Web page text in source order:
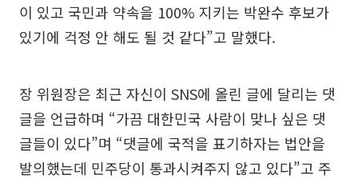
이 있고 국민과 약속을 100% 지키는 박완수 후보가
있기에 걱정 안 해도 될 것 같다”고 말했다.
장 위원장은 최근 자신이 SNS에 올린 글에 달리는 댓
글을 언급하며 “가끔 대한민국 사람이 맞나 싶은 댓
글들이 있다”며 “댓글에 국적을 표기하자는 법안을
발의했는데 민주당이 통과시켜주지 않고 있다”고 주